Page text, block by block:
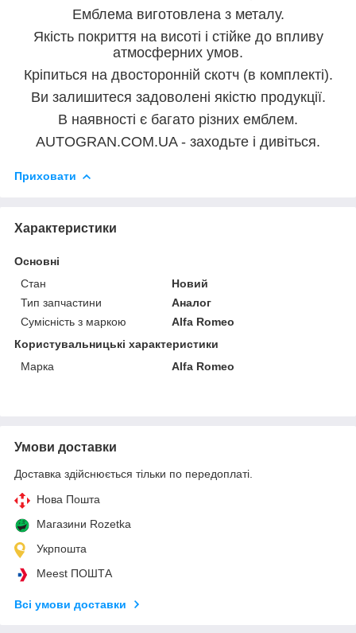
Емблема виготовлена з металу.
Якість покриття на висоті і стійке до впливу
атмосферних умов.
Кріпиться на двосторонній скотч (в комплекті).
Ви залишитеся задоволені якістю продукції.
В наявності є багато різних емблем.
AUTOGRAN.COM.UA - заходьте і дивіться.
Приховати
Характеристики
Основні
Стан
Новий
Тип запчастини
Аналог
Сумісність з маркою
Alfa Romeo
Користувальницькі характеристики
Марка
Alfa Romeo
Умови доставки
Доставка здійснюється тільки по передоплаті.
Нова Пошта
Магазини Rozetka
Укрпошта
Meest ПОШТА
Всі умови доставки